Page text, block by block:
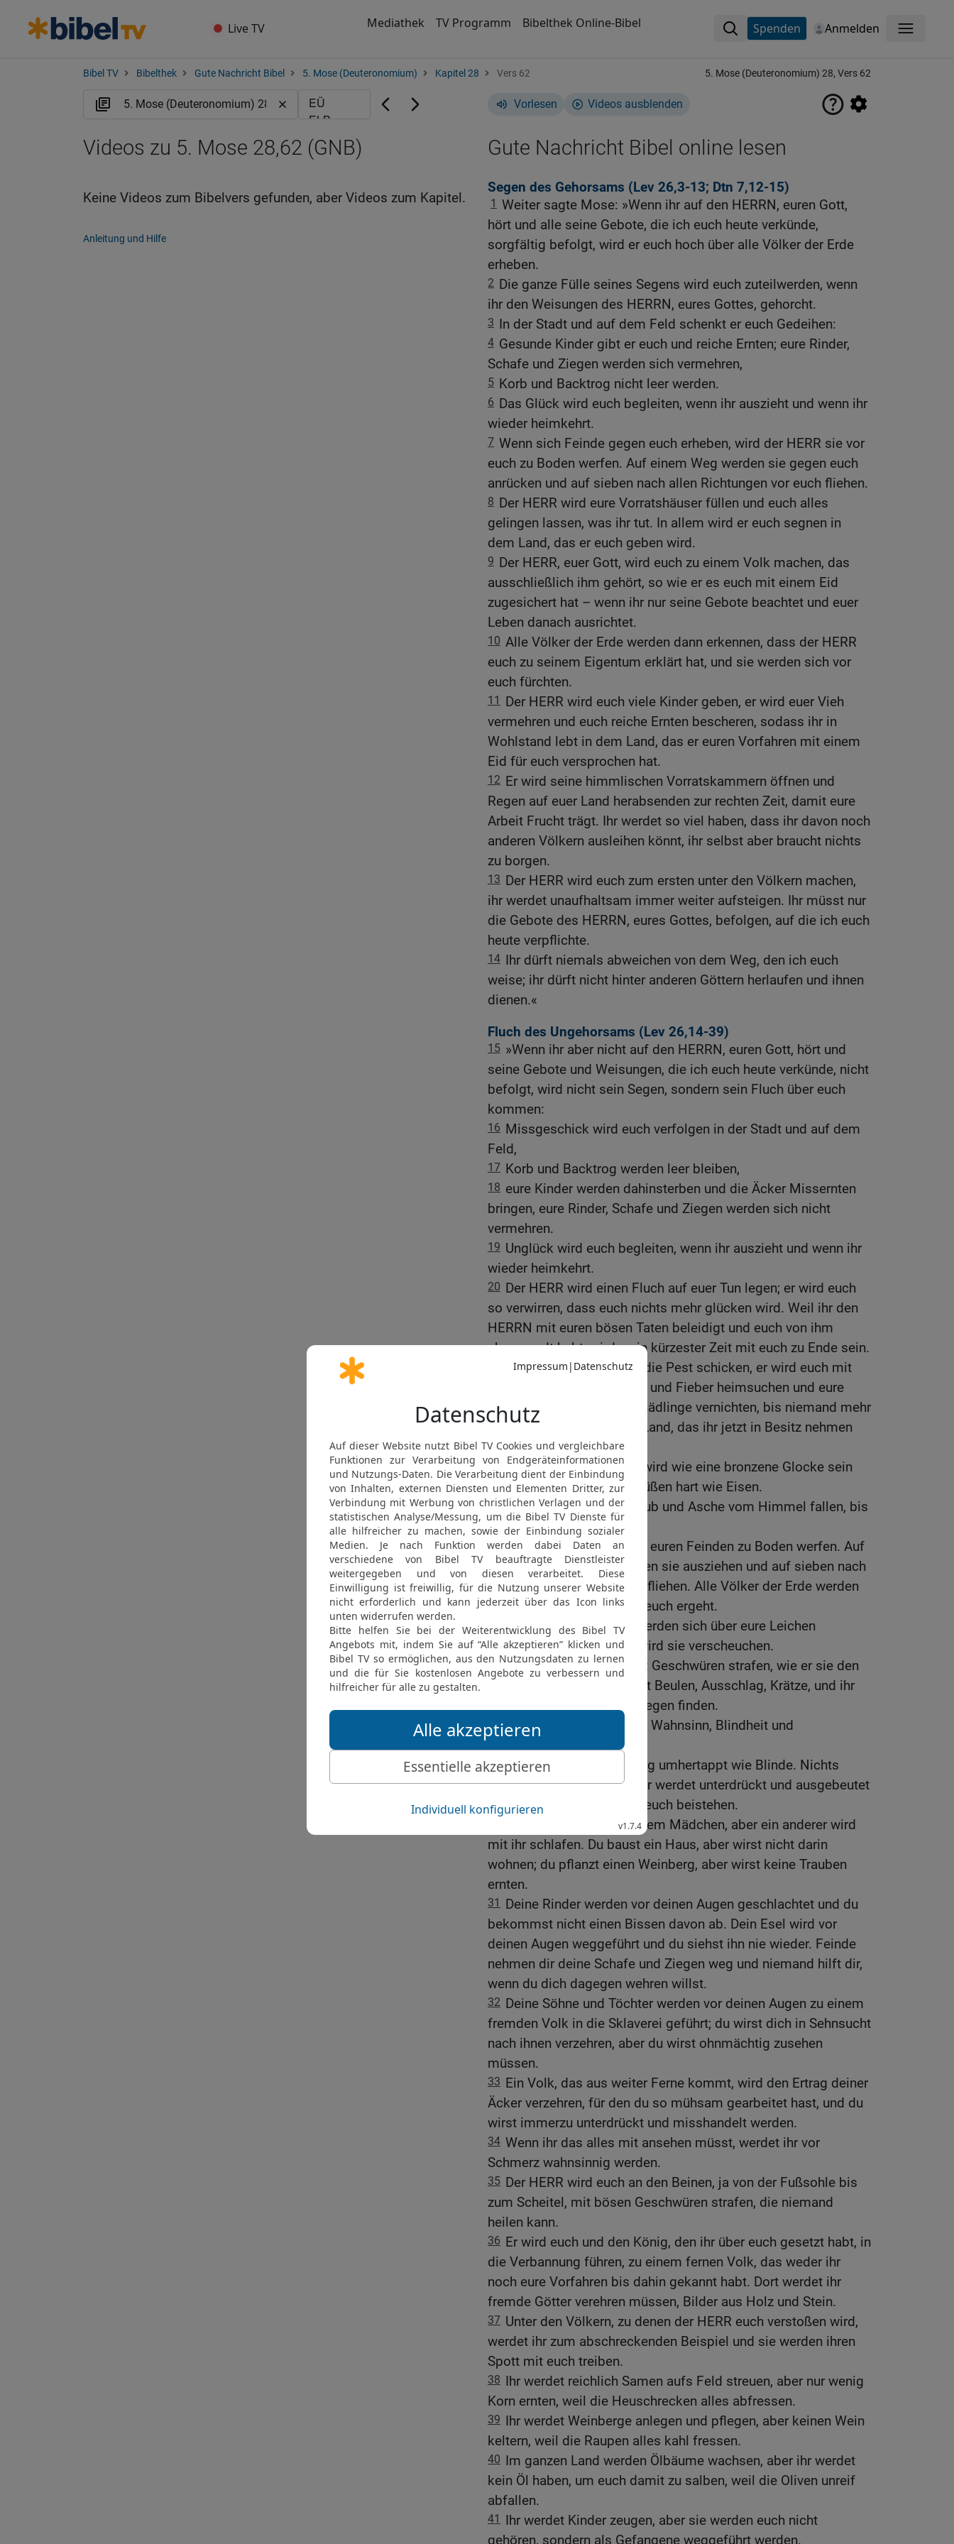
Live TV Mediathek TV Programm Bibelthek Online-Bibel Spenden Anmelden Menü
Bibel TV Bibelthek Gute Nachricht Bibel 5. Mose (Deuteronomium) Kapitel 28 Vers 62 5. Mose (Deuteronomium) 28, Vers 62
Vorlesen Videos ausblenden
Gute Nachricht Bibel online lesen
Segen des Gehorsams (Lev 26,3-13; Dtn 7,12-15)
1 Weiter sagte Mose: »Wenn ihr auf den HERRN, euren Gott,
hört und alle seine Gebote, die ich euch heute verkünde,
sorgfältig befolgt, wird er euch hoch über alle Völker der Erde
erheben.
2 Die ganze Fülle seines Segens wird euch zuteilwerden, wenn
ihr den Weisungen des HERRN, eures Gottes, gehorcht.
3 In der Stadt und auf dem Feld schenkt er euch Gedeihen:
4 Gesunde Kinder gibt er euch und reiche Ernten; eure Rinder,
Schafe und Ziegen werden sich vermehren,
5 Korb und Backtrog nicht leer werden.
6 Das Glück wird euch begleiten, wenn ihr auszieht und wenn ihr
wieder heimkehrt.
7 Wenn sich Feinde gegen euch erheben, wird der HERR sie vor
euch zu Boden werfen. Auf einem Weg werden sie gegen euch
anrücken und auf sieben nach allen Richtungen vor euch fliehen.
8 Der HERR wird eure Vorratshäuser füllen und euch alles
gelingen lassen, was ihr tut. In allem wird er euch segnen in
dem Land, das er euch geben wird.
9 Der HERR, euer Gott, wird euch zu einem Volk machen, das
ausschließlich ihm gehört, so wie er es euch mit einem Eid
zugesichert hat – wenn ihr nur seine Gebote beachtet und euer
Leben danach ausrichtet.
10 Alle Völker der Erde werden dann erkennen, dass der HERR
euch zu seinem Eigentum erklärt hat, und sie werden sich vor
euch fürchten.
11
Der HERR wird euch viele Kinder geben, er wird euer Vieh
vermehren und euch reiche Ernten bescheren, sodass ihr in
Wohlstand lebt in dem Land, das er euren Vorfahren mit einem
Eid für euch versprochen hat.
12 Er wird seine himmlischen Vorratskammern öffnen und
Regen auf euer Land herabsenden zur rechten Zeit, damit eure
Arbeit Frucht trägt. Ihr werdet so viel haben, dass ihr davon noch
anderen Völkern ausleihen könnt, ihr selbst aber braucht nichts
zu borgen.
13 Der HERR wird euch zum ersten unter den Völkern machen,
ihr werdet unaufhaltsam immer weiter aufsteigen. Ihr müsst nur
die Gebote des HERRN, eures Gottes, befolgen, auf die ich euch
heute verpflichte.
14 Ihr dürft niemals abweichen von dem Weg, den ich euch
weise; ihr dürft nicht hinter anderen Göttern herlaufen und ihnen
dienen.«
Fluch des Ungehorsams (Lev 26,14-39)
15 »Wenn ihr aber nicht auf den HERRN, euren Gott, hört und
seine Gebote und Weisungen, die ich euch heute verkünde, nicht
befolgt, wird nicht sein Segen, sondern sein Fluch über euch
kommen:
16 Missgeschick wird euch verfolgen in der Stadt und auf dem
Feld,
17 Korb und Backtrog werden leer bleiben,
18 eure Kinder werden dahinsterben und die Äcker Missernten
bringen, eure Rinder, Schafe und Ziegen werden sich nicht
vermehren.
19 Unglück wird euch begleiten, wenn ihr auszieht und wenn ihr
wieder heimkehrt.
20 Der HERR wird einen Fluch auf euer Tun legen; er wird euch
so verwirren, dass euch nichts mehr glücken wird. Weil ihr den
HERRN mit euren bösen Taten beleidigt und euch von ihm
abgewandt habt, wird es in kürzester Zeit mit euch zu Ende sein.
21-22 Der HERR wird euch die Pest schicken, er wird euch mit
Schwindsucht, Entzündung und Fieber heimsuchen und eure
Ernten durch Dürre und Schädlinge vernichten, bis niemand mehr
von euch übrig ist in dem Land, das ihr jetzt in Besitz nehmen
wollt.
23
Der Himmel über euch wird wie eine bronzene Glocke sein
und die Erde unter euren Füßen hart wie Eisen.
24 Statt Regen werden Staub und Asche vom Himmel fallen, bis
ihr völlig vernichtet seid.
25 Der HERR wird euch vor euren Feinden zu Boden werfen. Auf
einem Weg werdet ihr gegen sie ausziehen und auf sieben nach
allen Richtungen vor ihnen fliehen. Alle Völker der Erde werden
schaudernd sehen, wie es euch ergeht.
Aasgeier und Hyänen werden sich über eure Leichen
hermachen und niemand wird sie verscheuchen.
27 Der HERR wird euch mit Geschwüren strafen, wie er sie den
Ägyptern geschickt hat, mit Beulen, Ausschlag, Krätze, und ihr
werdet kein Heilmittel dagegen finden.
28 Er wird euch strafen mit Wahnsinn, Blindheit und
29 sodass ihr am hellen Tag umhertappt wie Blinde. Nichts
mehr wird euch glücken. Ihr werdet unterdrückt und ausgebeutet
werden und niemand wird euch beistehen.
Du verlobst dich mit einem Mädchen, aber ein anderer wird
mit ihr schlafen. Du baust ein Haus, aber wirst nicht darin
wohnen; du pflanzt einen Weinberg, aber wirst keine Trauben
ernten.
31
Deine Rinder werden vor deinen Augen geschlachtet und du
bekommst nicht einen Bissen davon ab. Dein Esel wird vor
deinen Augen weggeführt und du siehst ihn nie wieder. Feinde
nehmen dir deine Schafe und Ziegen weg und niemand hilft dir,
wenn du dich dagegen wehren willst.
32 Deine Söhne und Töchter werden vor deinen Augen zu einem
fremden Volk in die Sklaverei geführt; du wirst dich in Sehnsucht
nach ihnen verzehren, aber du wirst ohnmächtig zusehen
müssen.
33 Ein Volk, das aus weiter Ferne kommt, wird den Ertrag deiner
Äcker verzehren, für den du so mühsam gearbeitet hast, und du
wirst immerzu unterdrückt und misshandelt werden.
34 Wenn ihr das alles mit ansehen müsst, werdet ihr vor
Schmerz wahnsinnig werden.
35 Der HERR wird euch an den Beinen, ja von der Fußsohle bis
zum Scheitel, mit bösen Geschwüren strafen, die niemand
heilen kann.
36 Er wird euch und den König, den ihr über euch gesetzt habt, in
die Verbannung führen, zu einem fernen Volk, das weder ihr
noch eure Vorfahren bis dahin gekannt habt. Dort werdet ihr
fremde Götter verehren müssen, Bilder aus Holz und Stein.
37 Unter den Völkern, zu denen der HERR euch verstoßen wird,
werdet ihr zum abschreckenden Beispiel und sie werden ihren
Spott mit euch treiben.
38 Ihr werdet reichlich Samen aufs Feld streuen, aber nur wenig
Korn ernten, weil die Heuschrecken alles abfressen.
39 Ihr werdet Weinberge anlegen und pflegen, aber keinen Wein
keltern, weil die Raupen alles kahl fressen.
40 Im ganzen Land werden Ölbäume wachsen, aber ihr werdet
kein Öl haben, um euch damit zu salben, weil die Oliven unreif
abfallen.
41
Ihr werdet Kinder zeugen, aber sie werden euch nicht
gehören, sondern als Gefangene weggeführt werden.
Videos zu 5. Mose 28,62 (GNB)
Keine Videos zum Bibelvers gefunden, aber Videos zum Kapitel.
Anleitung und Hilfe